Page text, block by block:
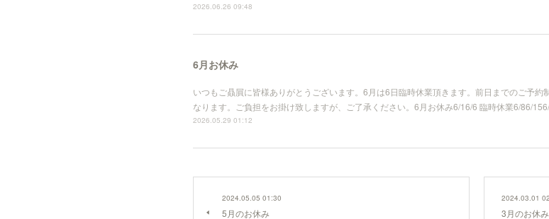
2026.06.26 09:48
6月お休み
いつもご贔屓に皆様ありがとうございます。6月は6日臨時休業頂きます。前日までのご予
なります。ご負担をお掛け致しますが、ご了承ください。6月お休み6/16/6 臨時休業6/86/
2026.05.29 01:12
2024.05.05 01:30
5月のお休み
2024.03.01
3月のお休み